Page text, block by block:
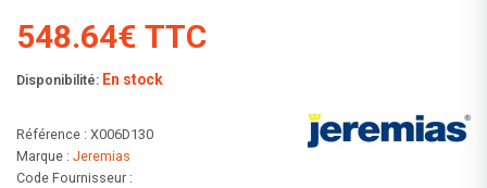
548.64€ TTC
Disponibilité: En stock
Référence : X006D130
Marque : Jeremias
Code Fournisseur :